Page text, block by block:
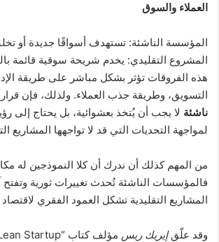
العملاء والسوق
المؤسسة الناشئة: تستهدف أسواقًا جديدة أو
المشروع التقليدي: يخدم شريحة سوقية قائمة
هذه الفروقات تؤثر بشكل مباشر على طريقة
التسويق، وطريقة جذب العملاء. ولذلك، فإن قرار
ناشئة لا يجب أن يُتخذ بعشوائية، بل يحتاج إلى
لمواجهة التحديات التي قد لا تواجهها المشاريع
من المهم كذلك أن ندرك أن كلا النموذجين له
فالمؤسسات الناشئة تُحدث تغييرات ثورية وتفتح
المشاريع التقليدية تشكل العمود الفقري
وقد علّقإيريك ريس